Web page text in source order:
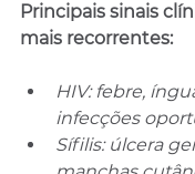
Principais sinais
mais recorrentes:
HIV: febre,
infecções
Sífilis: úlcera